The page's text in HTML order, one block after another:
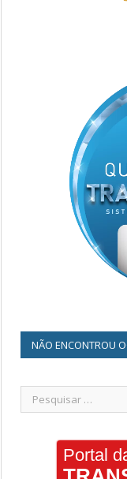
NÃO ENCONTROU
Portal